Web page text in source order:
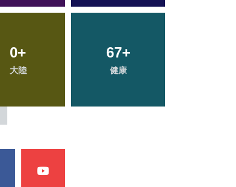
11+
科技新知
37+
專欄